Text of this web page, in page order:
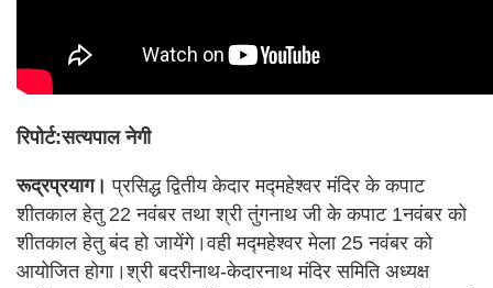
रिपोर्ट:सत्यपाल नेगी
रूद्रप्रयाग। प्रसिद्ध द्वितीय केदार मद्महेश्वर मंदिर के कपाट
शीतकाल हेतु 22 नवंबर तथा श्री तुंगनाथ जी के कपाट 1नवंबर को
शीतकाल हेतु बंद हो जायेंगे।वही मद्महेश्वर मेला 25 नवंबर को
आयोजित होगा।श्री बदरीनाथ-केदारनाथ मंदिर समिति अध्यक्ष